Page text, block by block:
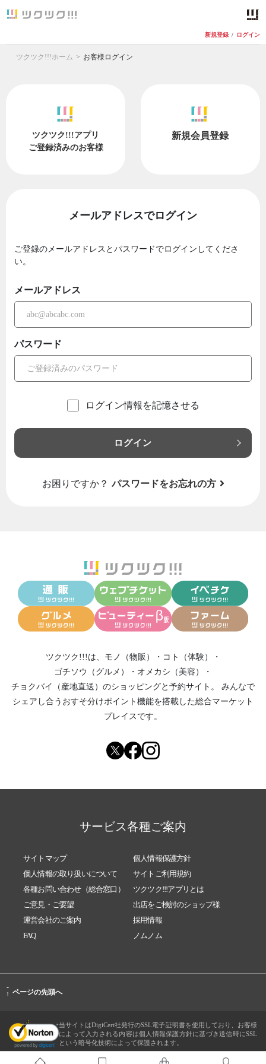
新規登録 / ログイン
ツクツク!!!ホーム お客様ログイン
ツクツク!!!アプリ
ご登録済みのお客様
新規会員登録
メールアドレスでログイン
ご登録のメールアドレスとパスワードでログインしてくださ
い。
メールアドレス
パスワード
ログイン情報を記憶させる
ログイン
お困りですか？ パスワードをお忘れの方
ツクツク!!!は、 モノ（物販） ・ コト（体験）
・
ゴチソウ（グルメ）
・ オメカシ（美容）
・
チョクバイ（産地直送） のショッピングと予約サイト。
みんなで
シェアし合う おすそ分けポイント機能を搭載した総合マーケット
プレイスです。
サービス各種ご案内
サイトマップ
個人情報保護方針
個人情報の取り扱いについて
サイトご利用規約
各種お問い合わせ（総合窓口）
ツクツク!!!アプリとは
ご意見・ご要望
出店をご検討のショップ様
運営会社のご案内
採用情報
FAQ
ノムノム
-
↑ ページの先頭へ
当サイトはDigiCert社発行のSSL電子証明書を使用しており、お客様
によって入力される内容は個人情報保護方針に基づき送信時にSSL
という暗号化技術によって保護されます。